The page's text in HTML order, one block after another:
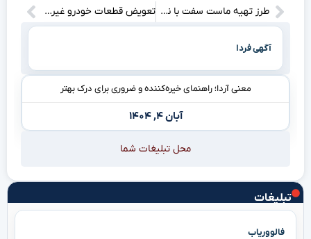
تبلیغات
فالووریاب
طرز تهیه ماست سفت با نشاسته؛ روش آسان و خیره‌کننده خانگی تعویض قطعات خودرو غیرقانونی و نکات ضروری جلوگیری آسان
آگهی فردا
معنی آردا؛ راهنمای خیره‌کننده و ضروری برای درک بهتر
آبان ۴, ۱۴۰۴
محل تبلیغات شما